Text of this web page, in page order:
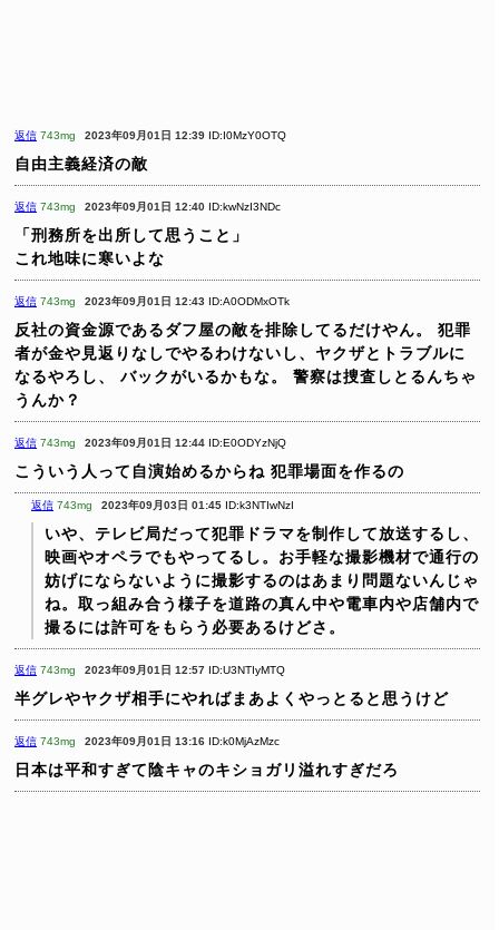
返信 743mg 2023年09月01日 12:39 ID:I0MzY0OTQ
自由主義経済の敵
返信 743mg 2023年09月01日 12:40 ID:kwNzI3NDc
「刑務所を出所して思うこと」
これ地味に寒いよな
返信 743mg 2023年09月01日 12:43 ID:A0ODMxOTk
反社の資金源であるダフ屋の敵を排除してるだけやん。
犯罪
者が金や見返りなしでやるわけないし、ヤクザとトラブルに
なるやろし、
バックがいるかもな。
警察は捜査しとるんちゃ
うんか？
返信 743mg 2023年09月01日 12:44 ID:E0ODYzNjQ
こういう人って自演始めるからね 犯罪場面を作るの
返信 743mg 2023年09月03日 01:45 ID:k3NTIwNzI
いや、テレビ局だって犯罪ドラマを制作して放送するし、
映画やオペラでもやってるし。お手軽な撮影機材で通行の
妨げにならないように撮影するのはあまり問題ないんじゃ
ね。取っ組み合う様子を道路の真ん中や電車内や店舗内で
撮るには許可をもらう必要あるけどさ。
返信 743mg 2023年09月01日 12:57 ID:U3NTIyMTQ
半グレやヤクザ相手にやればまあよくやっとると思うけど
返信 743mg 2023年09月01日 13:16 ID:k0MjAzMzc
日本は平和すぎて陰キャのキショガリ溢れすぎだろ